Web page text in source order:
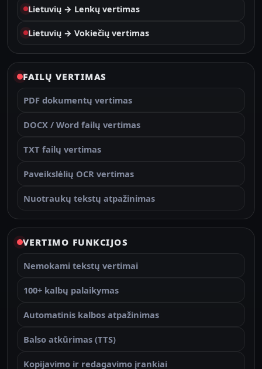
Lietuvių → Lenkų vertimas
Lietuvių → Vokiečių vertimas
FAILŲ VERTIMAS
PDF dokumentų vertimas
DOCX / Word failų vertimas
TXT failų vertimas
Paveikslėlių OCR vertimas
Nuotraukų tekstų atpažinimas
VERTIMO FUNKCIJOS
Nemokami tekstų vertimai
100+ kalbų palaikymas
Automatinis kalbos atpažinimas
Balso atkūrimas (TTS)
Kopijavimo ir redagavimo įrankiai